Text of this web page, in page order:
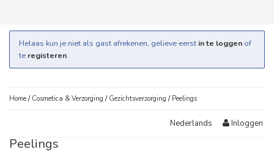
Helaas kun je niet als gast afrekenen, gelieve eerst in te loggen of
te registeren.
Home / Cosmetica & Verzorging / Gezichtsverzorging / Peelings
Nederlands Inloggen
Peelings